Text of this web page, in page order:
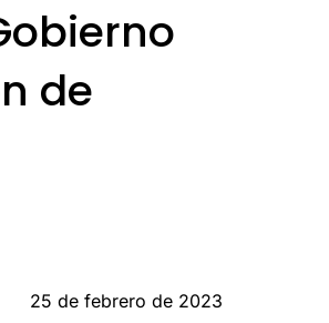
de
25 de febrero de 2023